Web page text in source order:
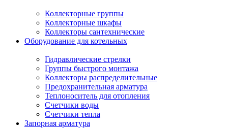
Коллекторные группы
Коллекторные шкафы
Коллекторы сантехнические
Оборудование для котельных
Гидравлические стрелки
Группы быстрого монтажа
Коллекторы распределительные
Предохранительная арматура
Теплоноситель для отопления
Счетчики воды
Счетчики тепла
Запорная арматура